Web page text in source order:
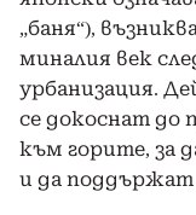
„баня“),
миналия век
урбанизация.
се докоснат до
към горите, за
и да поддържат